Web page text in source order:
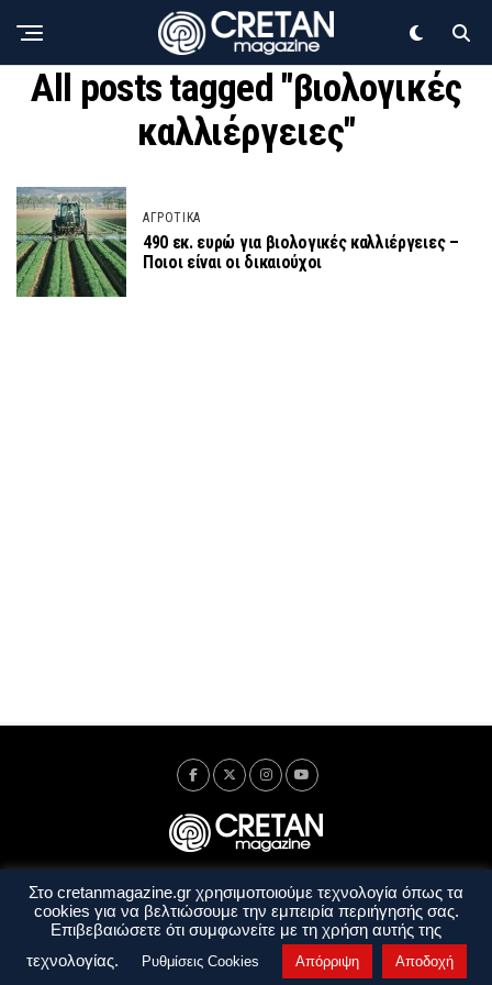
All posts tagged "βιολογικές
καλλιέργειες"
ΑΓΡΟΤΙΚΑ
490 εκ. ευρώ για βιολογικές καλλιέργειες –
Ποιοι είναι οι δικαιούχοι
Ταυτότητα Πολιτική Απορρήτου
Όροι Χρήσης
Όροι και Προϋποθέσεις
Στο cretanmagazine.gr χρησιμοποιούμε τεχνολογία όπως τα
cookies για να βελτιώσουμε την εμπειρία περιήγησής σας.
Επιβεβαιώσετε ότι συμφωνείτε με τη χρήση αυτής της
τεχνολογίας.
Ρυθμίσεις Cookies Απόρριψη Αποδοχή